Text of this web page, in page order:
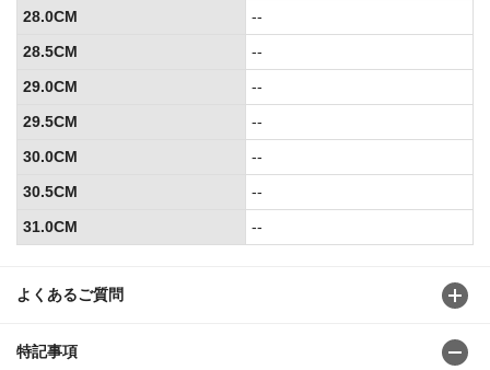
よくあるご質問
特記事項
28.0CM
--
28.5CM
--
29.0CM
--
29.5CM
--
30.0CM
--
30.5CM
--
31.0CM
--